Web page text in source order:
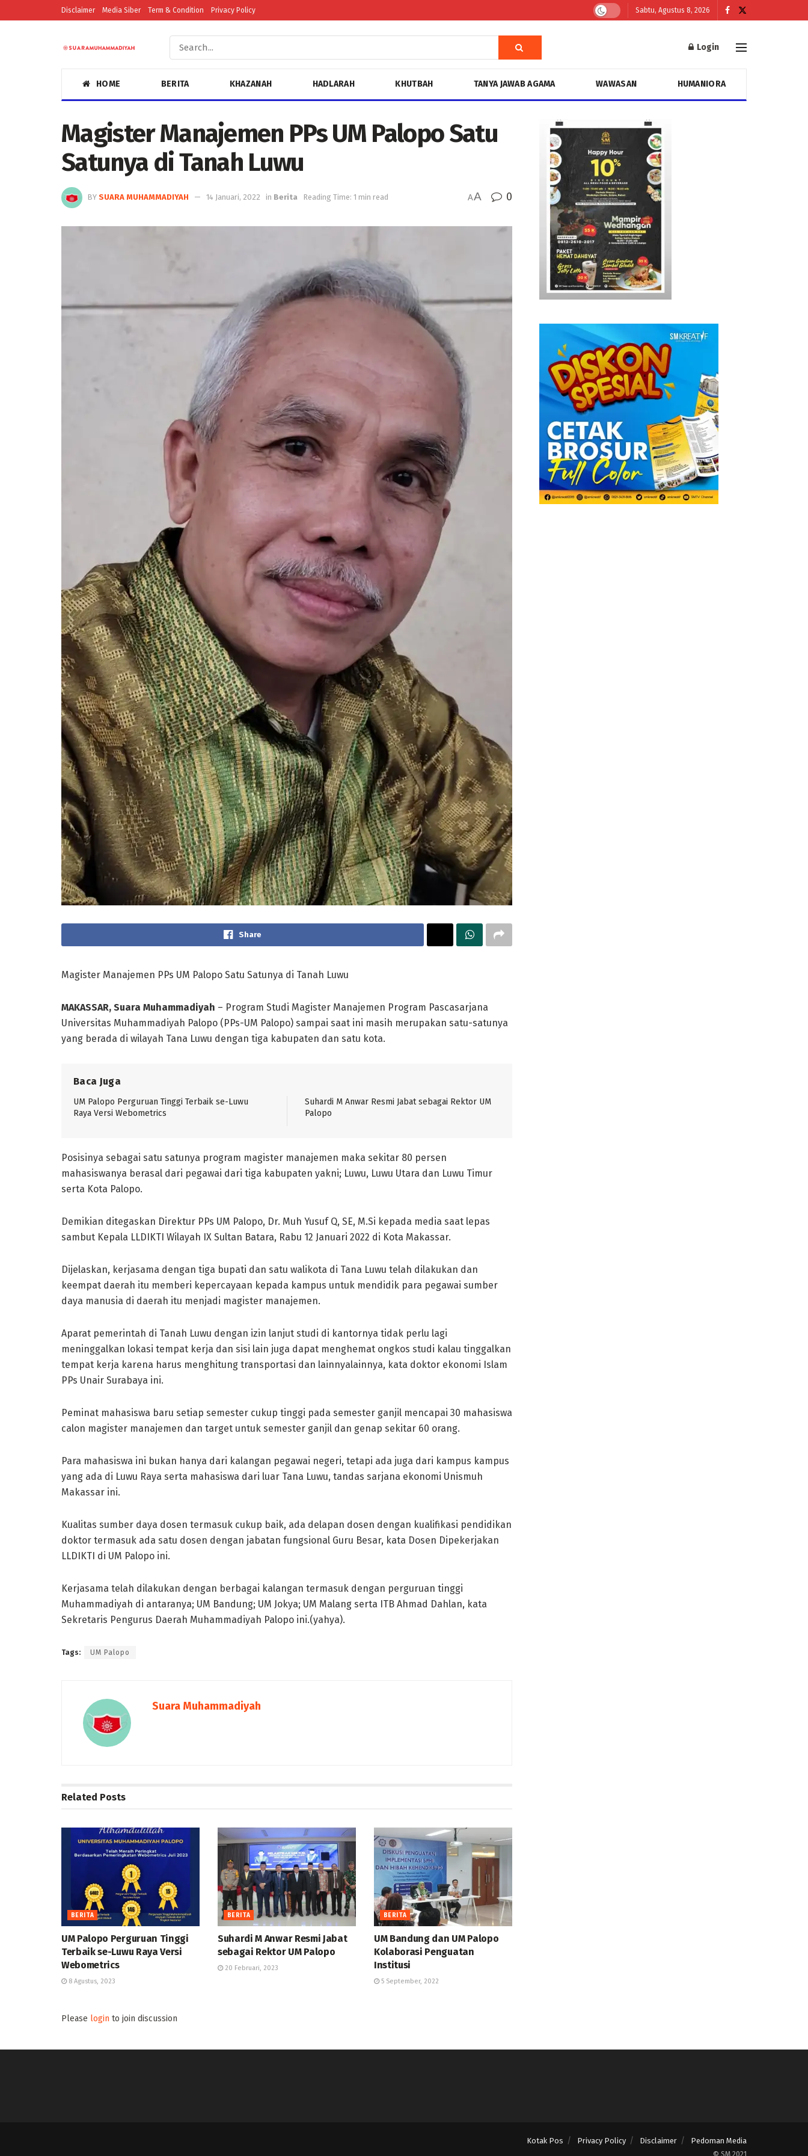
Disclaimer Media Siber Term & Condition Privacy Policy Sabtu, Agustus 8, 2026
Login
HOME BERITA KHAZANAH HADLARAH KHUTBAH TANYA JAWAB AGAMA WAWASAN HUMANIORA
Magister Manajemen PPs UM Palopo Satu
Satunya di Tanah Luwu
BY SUARA MUHAMMADIYAH 14 Januari, 2022 in Berita Reading Time: 1 min read AA 0
Share
Magister Manajemen PPs UM Palopo Satu Satunya di Tanah Luwu
MAKASSAR, Suara Muhammadiyah – Program Studi Magister Manajemen Program Pascasarjana
Universitas Muhammadiyah Palopo (PPs-UM Palopo) sampai saat ini masih merupakan satu-satunya
yang berada di wilayah Tana Luwu dengan tiga kabupaten dan satu kota.
Baca Juga
UM Palopo Perguruan Tinggi Terbaik se-Luwu
Raya Versi Webometrics
Suhardi M Anwar Resmi Jabat sebagai Rektor UM
Palopo
Posisinya sebagai satu satunya program magister manajemen maka sekitar 80 persen
mahasiswanya berasal dari pegawai dari tiga kabupaten yakni; Luwu, Luwu Utara dan Luwu Timur
serta Kota Palopo.
Demikian ditegaskan Direktur PPs UM Palopo, Dr. Muh Yusuf Q, SE, M.Si kepada media saat lepas
sambut Kepala LLDIKTI Wilayah IX Sultan Batara, Rabu 12 Januari 2022 di Kota Makassar.
Dijelaskan, kerjasama dengan tiga bupati dan satu walikota di Tana Luwu telah dilakukan dan
keempat daerah itu memberi kepercayaan kepada kampus untuk mendidik para pegawai sumber
daya manusia di daerah itu menjadi magister manajemen.
Aparat pemerintah di Tanah Luwu dengan izin lanjut studi di kantornya tidak perlu lagi
meninggalkan lokasi tempat kerja dan sisi lain juga dapat menghemat ongkos studi kalau tinggalkan
tempat kerja karena harus menghitung transportasi dan lainnyalainnya, kata doktor ekonomi Islam
PPs Unair Surabaya ini.
Peminat mahasiswa baru setiap semester cukup tinggi pada semester ganjil mencapai 30 mahasiswa
calon magister manajemen dan target untuk semester ganjil dan genap sekitar 60 orang.
Para mahasiswa ini bukan hanya dari kalangan pegawai negeri, tetapi ada juga dari kampus kampus
yang ada di Luwu Raya serta mahasiswa dari luar Tana Luwu, tandas sarjana ekonomi Unismuh
Makassar ini.
Kualitas sumber daya dosen termasuk cukup baik, ada delapan dosen dengan kualifikasi pendidikan
doktor termasuk ada satu dosen dengan jabatan fungsional Guru Besar, kata Dosen Dipekerjakan
LLDIKTI di UM Palopo ini.
Kerjasama telah dilakukan dengan berbagai kalangan termasuk dengan perguruan tinggi
Muhammadiyah di antaranya; UM Bandung; UM Jokya; UM Malang serta ITB Ahmad Dahlan, kata
Sekretaris Pengurus Daerah Muhammadiyah Palopo ini.(yahya).
Tags: UM Palopo
Suara Muhammadiyah
Related Posts
BERITA
UM Palopo Perguruan Tinggi
Terbaik se-Luwu Raya Versi
Webometrics
8 Agustus, 2023
BERITA
Suhardi M Anwar Resmi Jabat
sebagai Rektor UM Palopo
20 Februari, 2023
BERITA
UM Bandung dan UM Palopo
Kolaborasi Penguatan
Institusi
5 September, 2022
Please login to join discussion
Kotak Pos Privacy Policy Disclaimer Pedoman Media